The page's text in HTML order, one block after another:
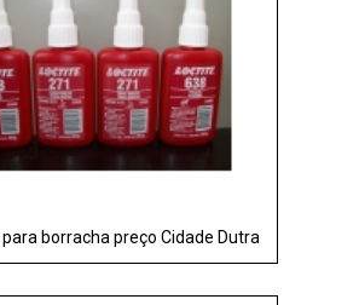
borracha preço Cidade Dutra